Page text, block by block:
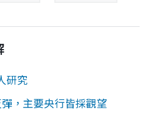
研究
，主要央行皆採觀望